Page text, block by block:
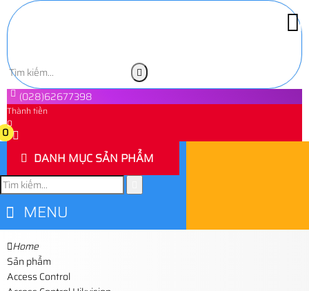
(028)62677398
Thành tiền
0
0
DANH MỤC SẢN PHẨM
MENU
Home
Sản phẩm
Access Control